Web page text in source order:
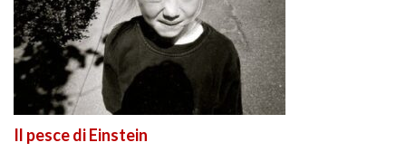
Il pesce di Einstein